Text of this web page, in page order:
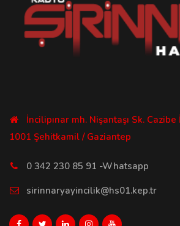
İncilipınar mh. Nişantaşı Sk.
1001 Şehitkamil / Gaziantep
0 342 230 85 91 -Whatsapp
sirinnaryayincilik@hs01.kep.tr